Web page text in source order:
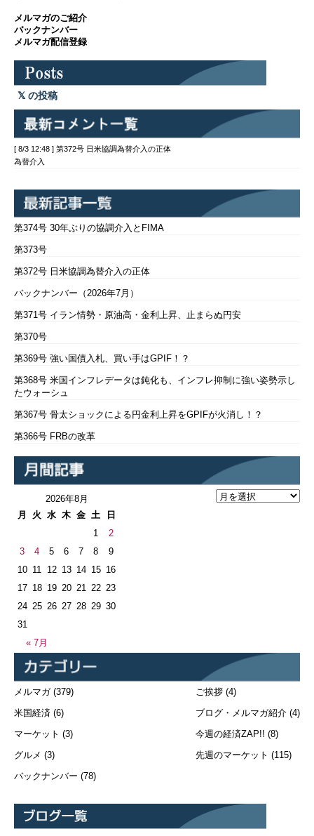
メルマガのご紹介
バックナンバー
メルマガ配信登録
の投稿
[ 8/3 12:48 ] 第372号 日米協調為替介入の正体
為替介入
第374号 30年ぶりの協調介入とFIMA
第373号
第372号 日米協調為替介入の正体
バックナンバー（2026年7月）
第371号 イラン情勢・原油高・金利上昇、止まらぬ円安
第370号
第369号 強い国債入札、買い手はGPIF！？
第368号 米国インフレデータは鈍化も、インフレ抑制に強い姿勢示し
たウォーシュ
第367号 骨太ショックによる円金利上昇をGPIFが火消し！？
第366号 FRBの改革
2026年8月
月
火 水 木 金 土 日
« 7月
1
2
3
4 5 6 7 8
9
10 11 12 13 14 15 16
17 18 19 20 21 22 23
24 25 26 27 28 29 30
31
メルマガ(379)
米国経済 (6)
マーケット (3)
グルメ (3)
バックナンバー (78)
ご挨拶 (4)
ブログ・メルマガ紹介 (4)
今週の経済ZAP!! (8)
先週のマーケット (115)